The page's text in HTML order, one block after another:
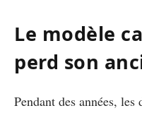
Le modèle
perd son
Pendant des années,